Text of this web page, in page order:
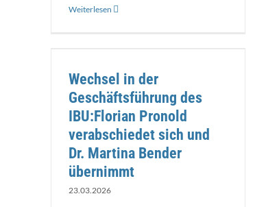
Weiterlesen
Wechsel in der
Geschäftsführung des
IBU:Florian Pronold
verabschiedet sich und
Dr. Martina Bender
übernimmt
23.03.2026